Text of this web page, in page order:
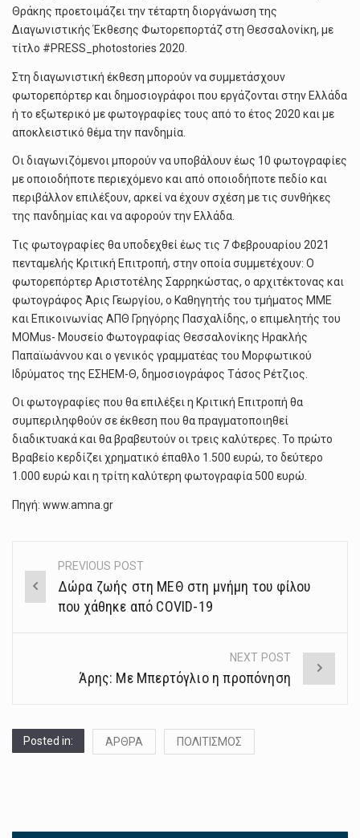
Θράκης προετοιμάζει την τέταρτη διοργάνωση της
Διαγωνιστικής Έκθεσης Φωτορεπορτάζ στη Θεσσαλονίκη, με
τίτλο #PRESS_photostories 2020.
Στη διαγωνιστική έκθεση μπορούν να συμμετάσχουν
φωτορεπόρτερ και δημοσιογράφοι που εργάζονται στην Ελλάδα
ή το εξωτερικό με φωτογραφίες τους από το έτος 2020 και με
αποκλειστικό θέμα την πανδημία.
Οι διαγωνιζόμενοι μπορούν να υποβάλουν έως 10 φωτογραφίες
με οποιοδήποτε περιεχόμενο και από οποιοδήποτε πεδίο και
περιβάλλον επιλέξουν, αρκεί να έχουν σχέση με τις συνθήκες
της πανδημίας και να αφορούν την Ελλάδα.
Τις φωτογραφίες θα υποδεχθεί έως τις 7 Φεβρουαρίου 2021
πενταμελής Κριτική Επιτροπή, στην οποία συμμετέχουν: Ο
φωτορεπόρτερ Αριστοτέλης Σαρρηκώστας, ο αρχιτέκτονας και
φωτογράφος Άρις Γεωργίου, ο Καθηγητής του τμήματος ΜΜΕ
και Επικοινωνίας ΑΠΘ Γρηγόρης Πασχαλίδης, ο επιμελητής του
MOMus- Μουσείο Φωτογραφίας Θεσσαλονίκης Ηρακλής
Παπαϊωάννου και ο γενικός γραμματέας του Μορφωτικού
Ιδρύματος της ΕΣΗΕΜ-Θ, δημοσιογράφος Τάσος Ρέτζιος.
Οι φωτογραφίες που θα επιλέξει η Κριτική Επιτροπή θα
συμπεριληφθούν σε έκθεση που θα πραγματοποιηθεί
διαδικτυακά και θα βραβευτούν οι τρεις καλύτερες. Το πρώτο
Βραβείο κερδίζει χρηματικό έπαθλο 1.500 ευρώ, το δεύτερο
1.000 ευρώ και η τρίτη καλύτερη φωτογραφία 500 ευρώ.
Πηγή: www.amna.gr
Post
navigation
PREVIOUS POST
Δώρα ζωής στη ΜΕΘ στη μνήμη του φίλου
που χάθηκε από COVID-19
NEXT POST
Άρης: Με Μπερτόγλιο η προπόνηση
Posted in: ΑΡΘΡΑ ΠΟΛΙΤΙΣΜΟΣ